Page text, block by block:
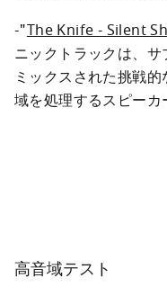
-"The Knife - Silent
ニックトラックは、
ミックスされた挑戦
域を処理するスピーカ
高音域テスト